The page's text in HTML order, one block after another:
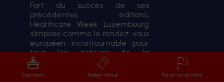
Fort du succès de ses
précédentes éditions,
Healthcare Week Luxembourg
s’impose comme le rendez-vous
européen incontournable pour
tous les acteurs de la
transformation du système de
santé.
Exposants Badge visiteur Réserver un stand